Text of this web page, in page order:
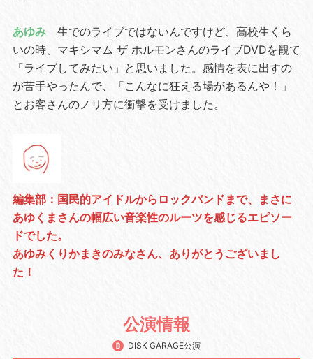
あゆみ
生でのライブではないんですけど、高校生くら
いの時、マキシマム ザ ホルモンさんのライブDVDを観て
「ライブしてみたい」と思いました。感情を表に出すの
が苦手やったんで、「こんなに狂える場があるんや！」
とお客さんのノリ方に衝撃を受けました。
編集部：国民的アイドルからロックバンドまで、まさに
あゆくまさんの幅広い音楽性のルーツを感じるエピソー
ドでした。
あゆみくりかまきのみなさん、ありがとうございまし
た！
公演情報
DISK GARAGE公演